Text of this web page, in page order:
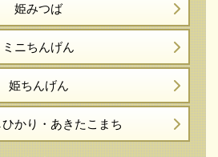
姫みつば
ミニちんげん
姫ちんげん
かり・ あきたこまち